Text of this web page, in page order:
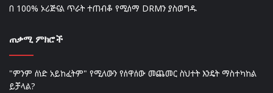
በ 100% ኦሪጅናል ጥራት ተጠብቆ የሚሰማ DRMን ያስወግዱ
ጠቃሚ ምክሮች
"ምንም ሰነድ አይከፈትም" የሚለውን የሰዋሰው መጨመር ስህተት እንዴት ማስተካከል
ይቻላል?